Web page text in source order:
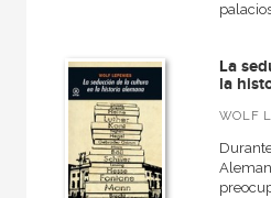
La
la
WOLF